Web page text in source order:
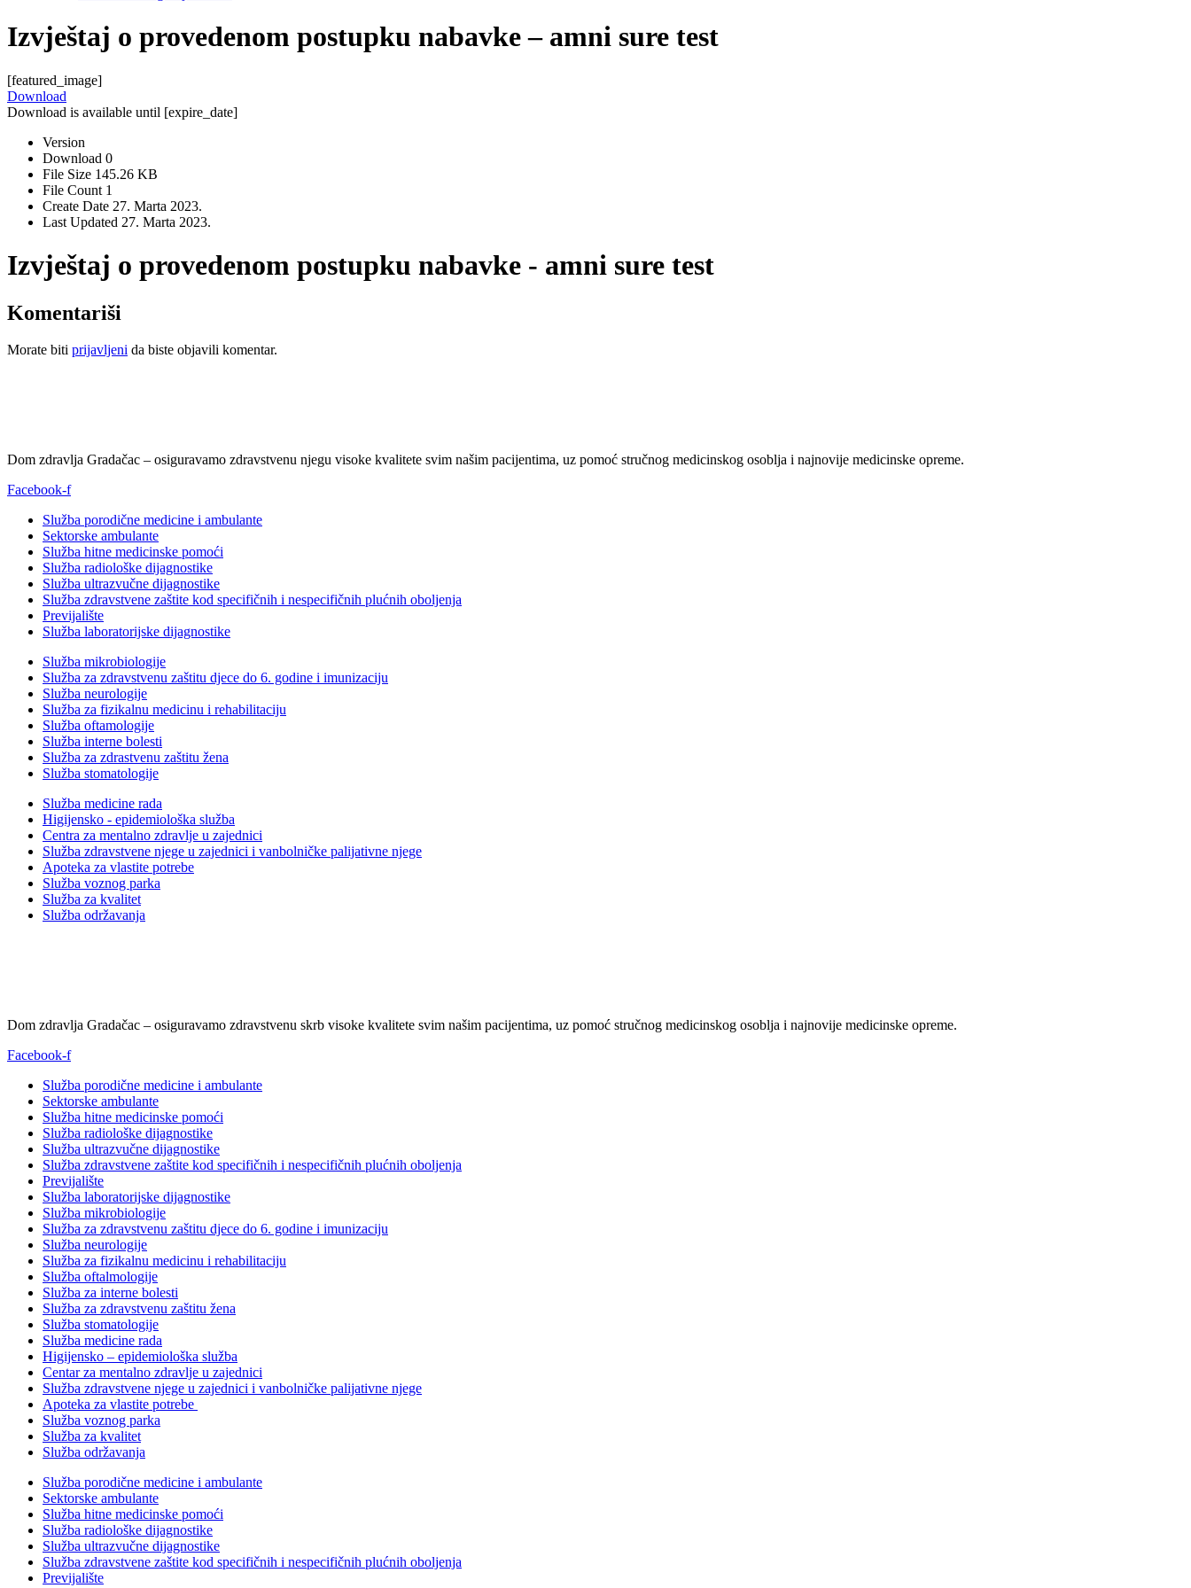
Izvještaj o provedenom postupku nabavke – amni sure test
[featured_image]
Download
Download is available until [expire_date]
Version
Download 0
File Size 145.26 KB
File Count 1
Create Date 27. Marta 2023.
Last Updated 27. Marta 2023.
Izvještaj o provedenom postupku nabavke - amni sure test
Komentariši
Morate biti prijavljeni da biste objavili komentar.
Dom zdravlja Gradačac – osiguravamo zdravstvenu njegu visoke kvalitete svim našim pacijentima, uz pomoć stručnog medicinskog osoblja i najnovije medicinske opreme.
Facebook-f
Služba porodične medicine i ambulante
Sektorske ambulante
Služba hitne medicinske pomoći
Služba radiološke dijagnostike
Služba ultrazvučne dijagnostike
Služba zdravstvene zaštite kod specifičnih i nespecifičnih plućnih oboljenja
Previjalište
Služba laboratorijske dijagnostike
Služba mikrobiologije
Služba za zdravstvenu zaštitu djece do 6. godine i imunizaciju
Služba neurologije
Služba za fizikalnu medicinu i rehabilitaciju
Služba oftamologije
Služba interne bolesti
Služba za zdrastvenu zaštitu žena
Služba stomatologije
Služba medicine rada
Higijensko - epidemiološka služba
Centra za mentalno zdravlje u zajednici
Služba zdravstvene njege u zajednici i vanbolničke palijativne njege
Apoteka za vlastite potrebe
Služba voznog parka
Služba za kvalitet
Služba održavanja
Dom zdravlja Gradačac – osiguravamo zdravstvenu skrb visoke kvalitete svim našim pacijentima, uz pomoć stručnog medicinskog osoblja i najnovije medicinske opreme.
Facebook-f
Služba porodične medicine i ambulante
Sektorske ambulante
Služba hitne medicinske pomoći
Služba radiološke dijagnostike
Služba ultrazvučne dijagnostike
Služba zdravstvene zaštite kod specifičnih i nespecifičnih plućnih oboljenja
Previjalište
Služba laboratorijske dijagnostike
Služba mikrobiologije
Služba za zdravstvenu zaštitu djece do 6. godine i imunizaciju
Služba neurologije
Služba za fizikalnu medicinu i rehabilitaciju
Služba oftalmologije
Služba za interne bolesti
Služba za zdravstvenu zaštitu žena
Služba stomatologije
Služba medicine rada
Higijensko – epidemiološka služba
Centar za mentalno zdravlje u zajednici
Služba zdravstvene njege u zajednici i vanbolničke palijativne njege
Apoteka za vlastite potrebe
Služba voznog parka
Služba za kvalitet
Služba održavanja
Služba porodične medicine i ambulante
Sektorske ambulante
Služba hitne medicinske pomoći
Služba radiološke dijagnostike
Služba ultrazvučne dijagnostike
Služba zdravstvene zaštite kod specifičnih i nespecifičnih plućnih oboljenja
Previjalište